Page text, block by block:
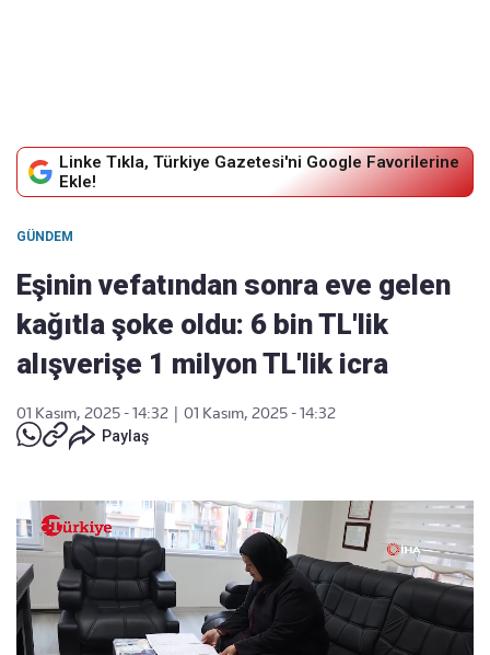
Linke Tıkla, Türkiye Gazetesi'ni Google Favorilerine
Ekle!
GÜNDEM
Eşinin vefatından sonra eve gelen
kağıtla şoke oldu: 6 bin TL'lik
alışverişe 1 milyon TL'lik icra
01 Kasım, 2025 - 14:32
01 Kasım, 2025 - 14:32
Paylaş